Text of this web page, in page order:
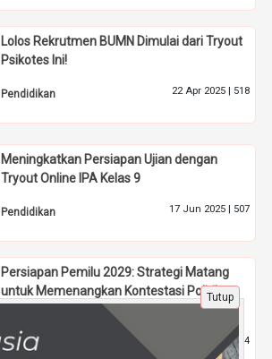
Lolos Rekrutmen BUMN Dimulai dari Tryout
Psikotes Ini!
Pendidikan 22 Apr 2025 | 518
Meningkatkan Persiapan Ujian dengan
Tryout Online IPA Kelas 9
Pendidikan 17 Jun 2025 | 507
Persiapan Pemilu 2029: Strategi Matang
untuk Memenangkan Kontestasi Politik
16 Jan 2026 |444
Tutup